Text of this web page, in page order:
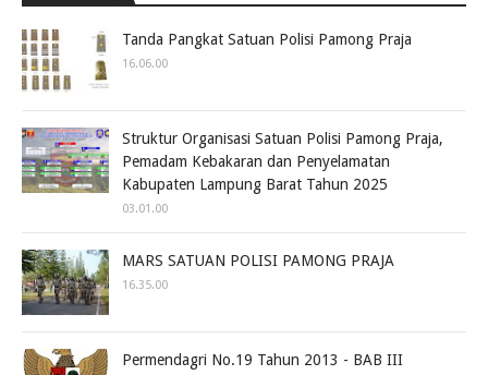
Tanda Pangkat Satuan Polisi Pamong Praja
16.06.00
Struktur Organisasi Satuan Polisi Pamong Praja,
Pemadam Kebakaran dan Penyelamatan
Kabupaten Lampung Barat Tahun 2025
03.01.00
MARS SATUAN POLISI PAMONG PRAJA
16.35.00
Permendagri No.19 Tahun 2013 - BAB III